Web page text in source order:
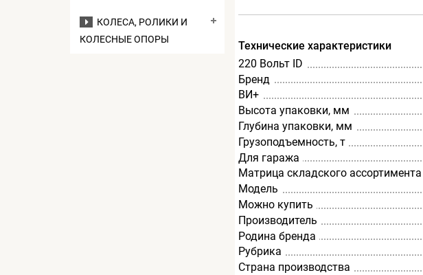
КОЛЕСА, РОЛИКИ И
КОЛЕСНЫЕ ОПОРЫ
Технические характеристики
220 Вольт ID
Бренд
ВИ+
Высота упаковки, мм
Глубина упаковки, мм
Грузоподъемность, т
Для гаража
Матрица складского ассортимента
Модель
Можно купить
Производитель
Родина бренда
Рубрика
Страна производства